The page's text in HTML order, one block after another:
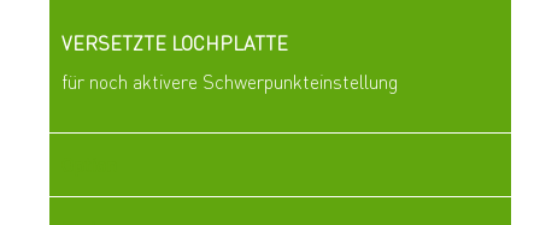
VERSETZTE LOCHPLATTE
für noch aktivere Schwerpunkteinstellung